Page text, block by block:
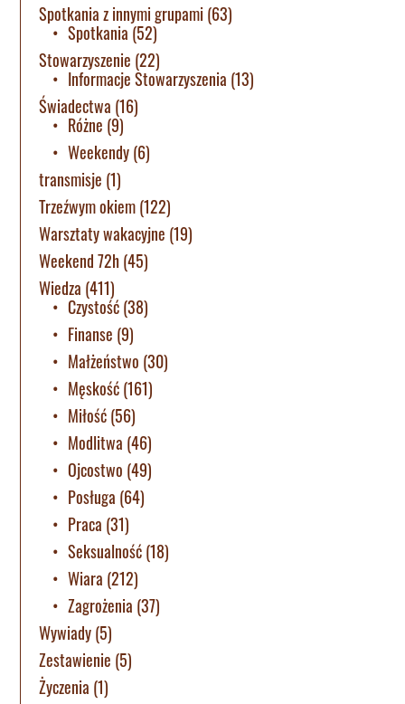
Spotkania z innymi grupami (63)
Spotkania (52)
Stowarzyszenie (22)
Informacje Stowarzyszenia (13)
Świadectwa (16)
Różne (9)
Weekendy(6)
transmisje (1)
Trzeźwym okiem(122)
Warsztaty wakacyjne (19)
Weekend 72h(45)
Wiedza (411)
Czystość(38)
Finanse (9)
Małżeństwo (30)
Męskość(161)
Miłość(56)
Modlitwa (46)
Ojcostwo (49)
Posługa (64)
Praca (31)
Seksualność(18)
Wiara (212)
Zagrożenia (37)
Wywiady(5)
Zestawienie (5)
Życzenia (1)